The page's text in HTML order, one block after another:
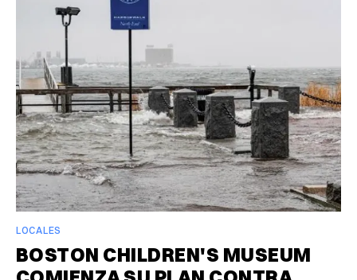
LOCALES
BOSTON CHILDREN'S MUSEUM